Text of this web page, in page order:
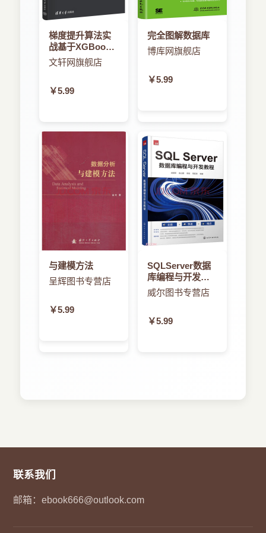
梯度提升算法实
战基于XGBoost
和scikit-learn
文轩网旗舰店
￥5.99
完全图解数据库
博库网旗舰店
￥5.99
与建模方法
呈辉图书专营店
￥5.99
SQLServer数据
库编程与开发教
程
威尔图书专营店
￥5.99
联系我们
邮箱：ebook666@outlook.com